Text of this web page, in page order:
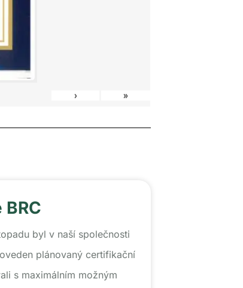
› »
byl v naší společnosti
plánovaný certifikační
s maximálním možným